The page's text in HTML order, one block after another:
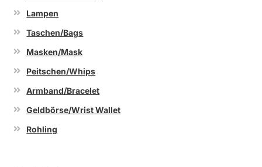
Lampen
Taschen/Bags
Masken/Mask
Peitschen/Whips
Armband/Bracelet
Geldbörse/Wrist Wallet
Rohling